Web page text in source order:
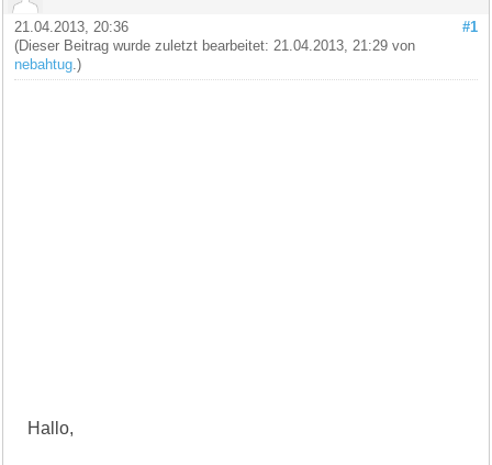
#1
21.04.2013, 20:36
(Dieser Beitrag wurde zuletzt bearbeitet: 21.04.2013, 21:29 von
nebahtug .)
Hallo,